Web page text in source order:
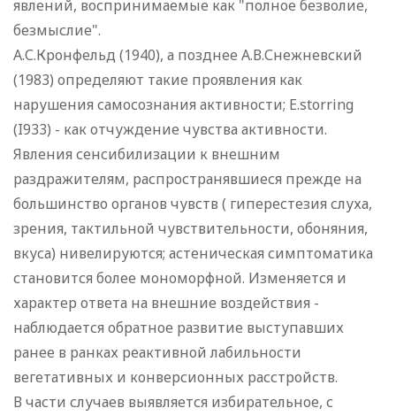
явлений, воспринимаемые как "полное безволие,
безмыслие".
А.С.Кронфельд (1940), а позднее А.В.Снежневский
(1983) определяют такие проявления как
нарушения самосознания активности; E.storring
(I933) - как отчуждение чувства активности.
Явления сенсибилизации к внешним
раздражителям, распространявшиеся прежде на
большинство органов чувств ( гиперестезия слуха,
зрения, тактильной чувствительности, обоняния,
вкуса) нивелируются; астеническая симптоматика
становится более мономорфной. Изменяется и
характер ответа на внешние воздействия -
наблюдается обратное развитие выступавших
ранее в ранках реактивной лабильности
вегетативных и конверсионных расстройств.
В части случаев выявляется избирательное, с